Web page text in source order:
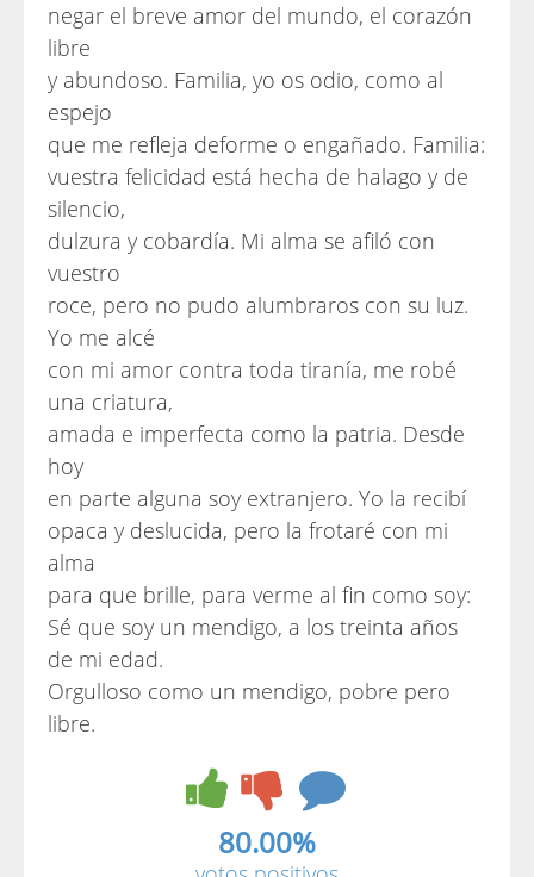
negar el breve amor del mundo, el corazón
libre
y abundoso. Familia, yo os odio, como al
espejo
que me refleja deforme o engañado. Familia:
vuestra felicidad está hecha de halago y de
silencio,
dulzura y cobardía. Mi alma se afiló con
vuestro
roce, pero no pudo alumbraros con su luz.
Yo me alcé
con mi amor contra toda tiranía, me robé
una criatura,
amada e imperfecta como la patria. Desde
hoy
en parte alguna soy extranjero. Yo la recibí
opaca y deslucida, pero la frotaré con mi
alma
para que brille, para verme al fin como soy:
Sé que soy un mendigo, a los treinta años
de mi edad.
Orgulloso como un mendigo, pobre pero
libre.
80.00%